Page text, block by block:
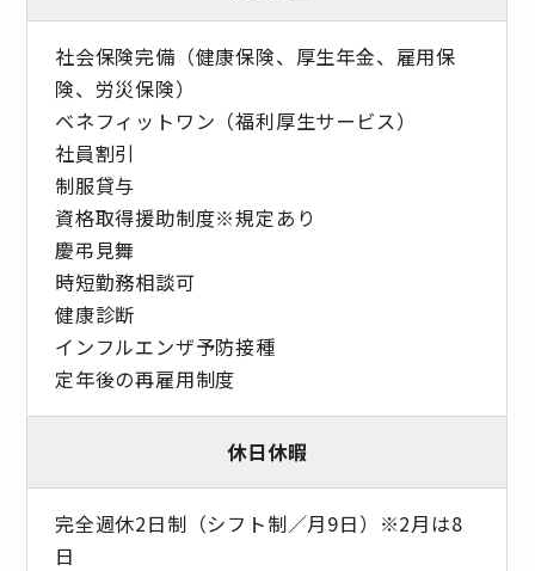
社会保険完備（健康保険、厚生年金、雇用保
険、労災保険）
ベネフィットワン（福利厚生サービス）
社員割引
制服貸与
資格取得援助制度※規定あり
慶弔見舞
時短勤務相談可
健康診断
インフルエンザ予防接種
定年後の再雇用制度
休日休暇
完全週休2日制（シフト制／月9日）※2月は8
日